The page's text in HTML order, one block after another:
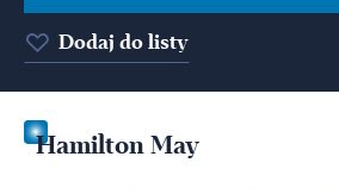
Dodaj do listy
Hamilton May